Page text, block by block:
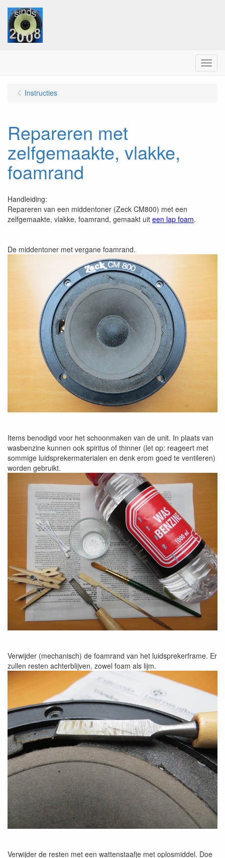
Menu
Instructies
Repareren met
zelfgemaakte, vlakke,
foamrand
Handleiding:
Repareren van een middentoner (Zeck CM800) met een
zelfgemaakte, vlakke, foamrand, gemaakt uit een lap foam.
De middentoner met vergane foamrand.
Items benodigd voor het schoonmaken van de unit. In plaats van
wasbenzine kunnen ook spiritus of thinner (let op: reageert met
sommige luidsprekermaterialen en denk erom goed te ventileren)
worden gebruikt.
Verwijder (mechanisch) de foamrand van het luidsprekerframe. Er
zullen resten achterblijven, zowel foam als lijm.
Verwijder de resten met een wattenstaafje met oplosmiddel. Doe